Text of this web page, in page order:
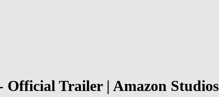
Official Trailer | Amazon Studios